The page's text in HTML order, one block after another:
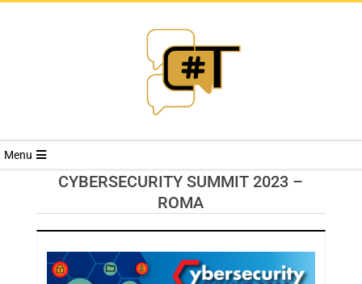
RIVISTA
TRENDS
Menu
CYBERSECURITY SUMMIT 2023 –
ROMA